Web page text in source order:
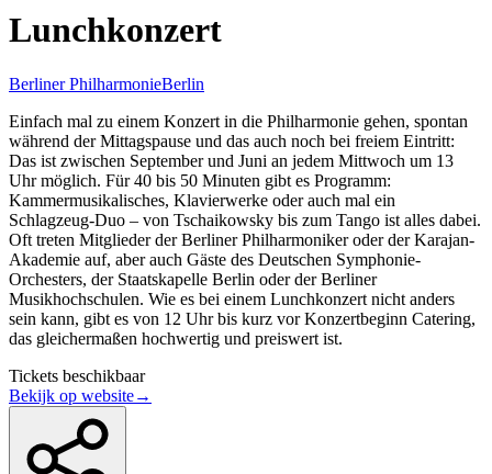
Lunchkonzert
Berliner PhilharmonieBerlin
Einfach mal zu einem Konzert in die Philharmonie gehen, spontan
während der Mittagspause und das auch noch bei freiem Eintritt:
Das ist zwischen September und Juni an jedem Mittwoch um 13
Uhr möglich. Für 40 bis 50 Minuten gibt es Programm:
Kammermusikalisches, Klavierwerke oder auch mal ein
Schlagzeug-Duo – von Tschaikowsky bis zum Tango ist alles dabei.
Oft treten Mitglieder der Berliner Philharmoniker oder der Karajan-
Akademie auf, aber auch Gäste des Deutschen Symphonie-
Orchesters, der Staatskapelle Berlin oder der Berliner
Musikhochschulen. Wie es bei einem Lunchkonzert nicht anders
sein kann, gibt es von 12 Uhr bis kurz vor Konzertbeginn Catering,
das gleichermaßen hochwertig und preiswert ist.
Tickets beschikbaar
Bekijk op website→